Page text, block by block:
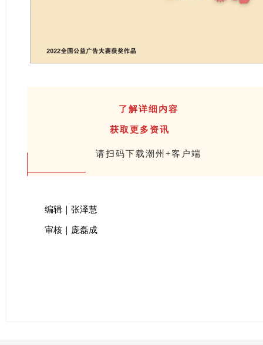
了解详细内容
获取更多资讯
请扫码下载潮州+客户端
编辑｜张泽慧
审核｜庞磊成